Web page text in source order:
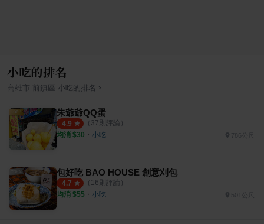
小吃的排名
高雄市 前鎮區 小吃 的排名 ›
朱爺爺QQ蛋
4.9 （ 37則評論）
均消 $30 ・ 小吃
包好吃 BAO HOUSE 創意刈包
4.7 （ 16則評論）
均消 $55 ・ 小吃 501公尺